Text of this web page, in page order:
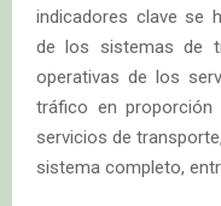
indicadores clave se
de los sistemas de
operativas de los
tráfico en
servicios de
sistema completo,